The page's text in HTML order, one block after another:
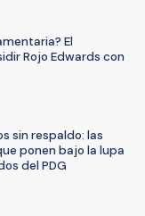
El
Rojo Edwards con
sin respaldo: las
ponen bajo la lupa
del PDG